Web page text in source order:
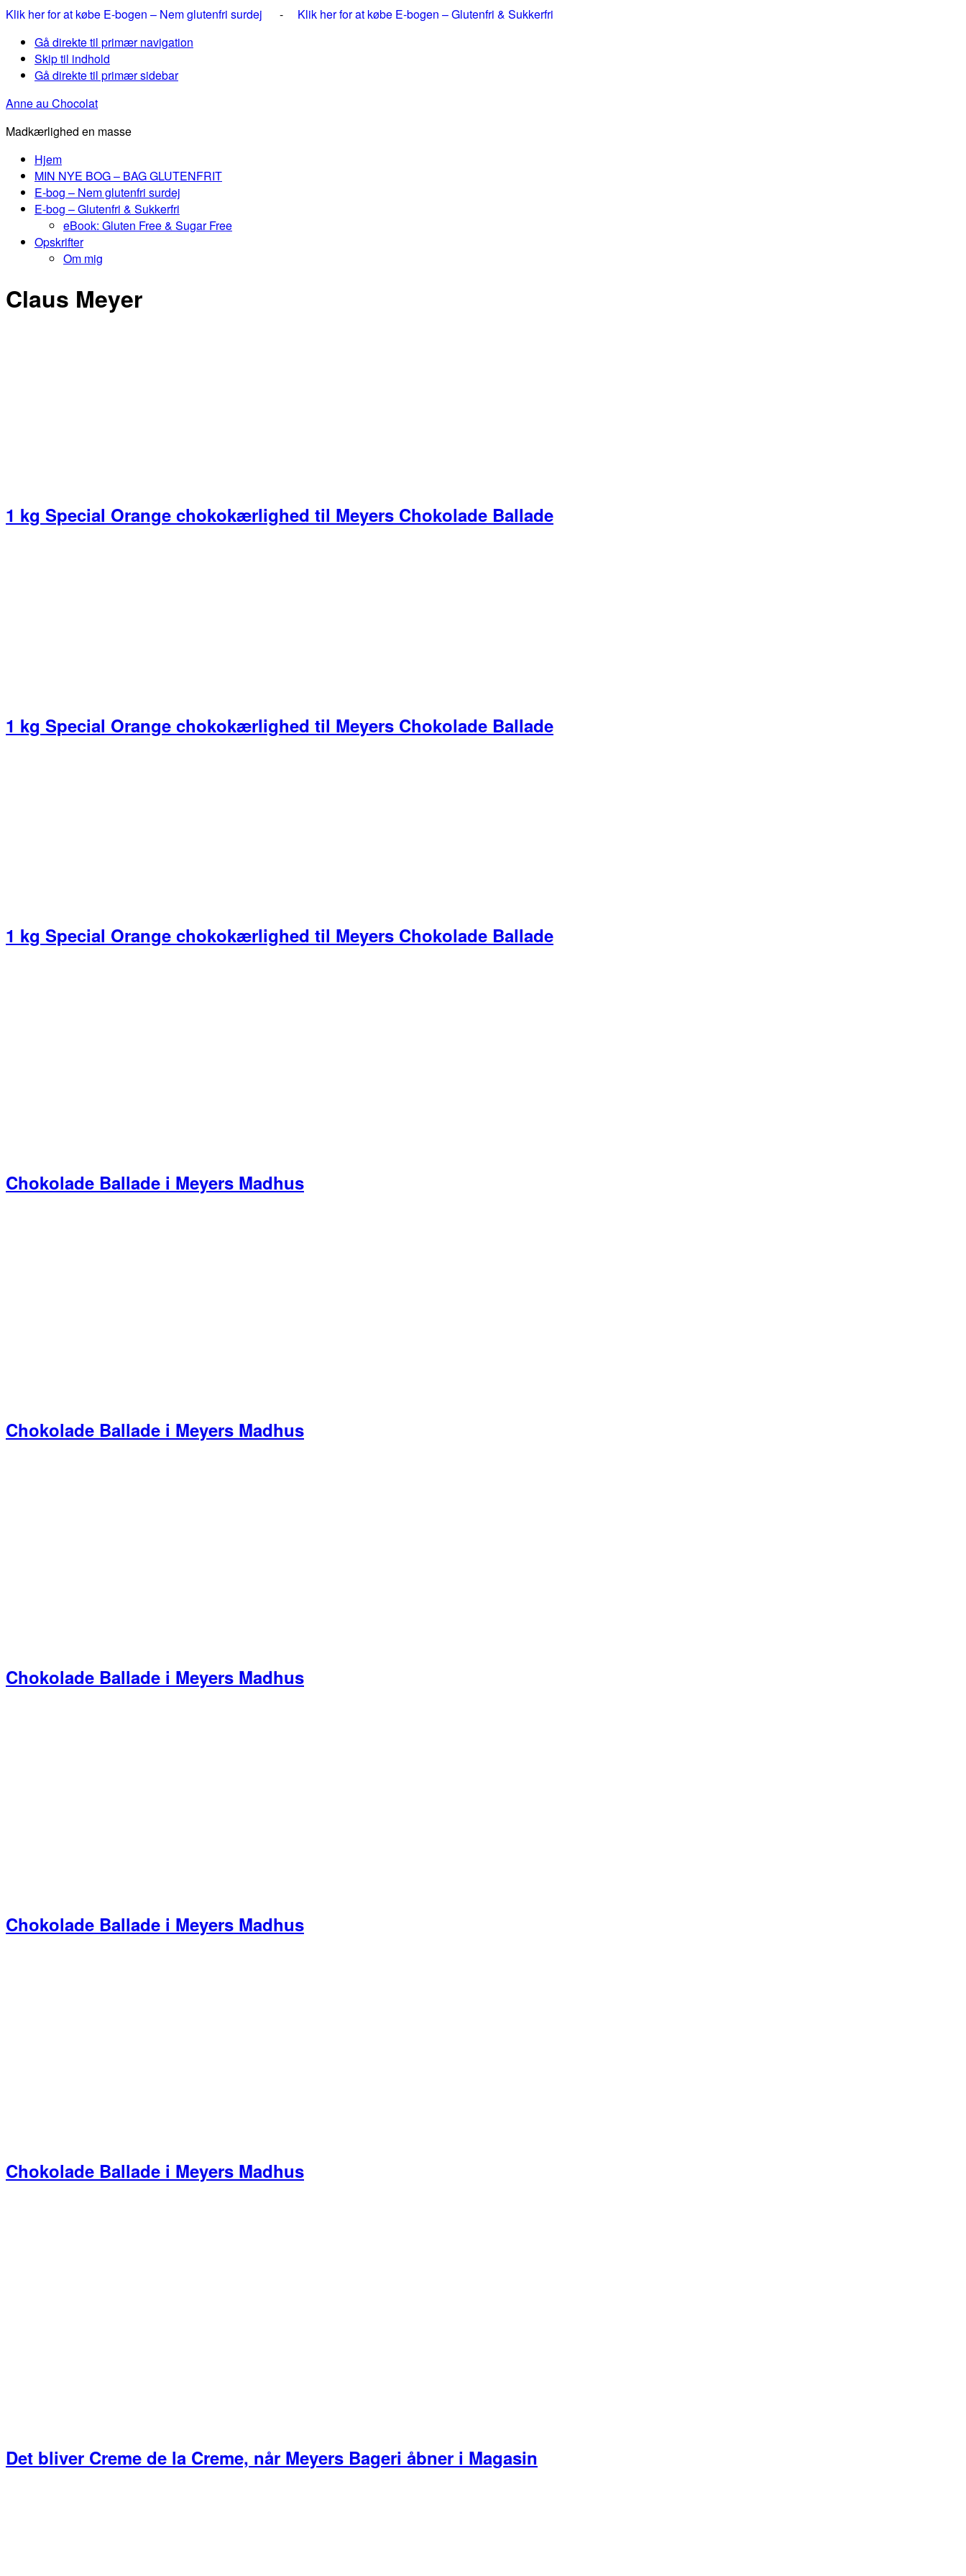
Klik her for at købe E-bogen – Nem glutenfri surdej - Klik her for at købe E-bogen – Glutenfri & Sukkerfri
Gå direkte til primær navigation
Skip til indhold
Gå direkte til primær sidebar
Anne au Chocolat
Madkærlighed en masse
Hjem
MIN NYE BOG – BAG GLUTENFRIT
E-bog – Nem glutenfri surdej
E-bog – Glutenfri & Sukkerfri
eBook: Gluten Free & Sugar Free
Opskrifter
Om mig
Claus Meyer
1 kg Special Orange chokokærlighed til Meyers Chokolade Ballade
1 kg Special Orange chokokærlighed til Meyers Chokolade Ballade
1 kg Special Orange chokokærlighed til Meyers Chokolade Ballade
Chokolade Ballade i Meyers Madhus
Chokolade Ballade i Meyers Madhus
Chokolade Ballade i Meyers Madhus
Chokolade Ballade i Meyers Madhus
Chokolade Ballade i Meyers Madhus
Det bliver Creme de la Creme, når Meyers Bageri åbner i Magasin